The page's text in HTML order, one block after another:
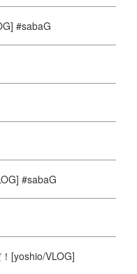
#sabaG
#sabaG
[yoshio/VLOG]